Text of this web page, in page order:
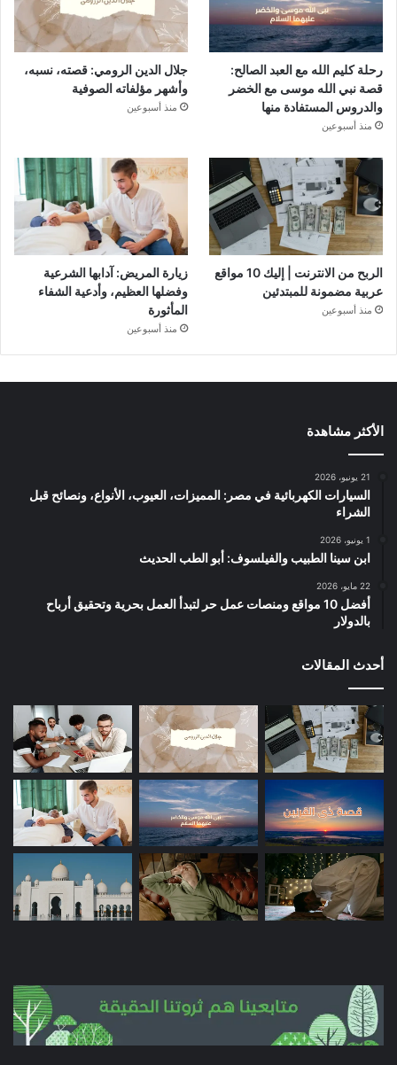
رحلة كليم الله مع العبد الصالح:
قصة نبي الله موسى مع الخضر
والدروس المستفادة منها
منذ أسبوعين
جلال الدين الرومي: قصته، نسبه،
وأشهر مؤلفاته الصوفية
منذ أسبوعين
الربح من الانترنت | إليك 10 مواقع
عربية مضمونة للمبتدئين
منذ أسبوعين
زيارة المريض: آدابها الشرعية
وفضلها العظيم، وأدعية الشفاء
المأثورة
منذ أسبوعين
الأكثر مشاهدة
21 يونيو، 2026
السيارات الكهربائية في مصر: المميزات، العيوب، الأنواع، ونصائح قبل
الشراء
1 يونيو، 2026
ابن سينا الطبيب والفيلسوف: أبو الطب الحديث
22 مايو، 2026
أفضل 10 مواقع ومنصات عمل حر لتبدأ العمل بحرية وتحقيق أرباح
بالدولار
أحدث المقالات